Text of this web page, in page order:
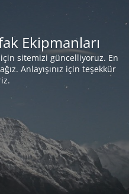
Ekipmanları
sitemizi güncelliyoruz. En
Anlayışınız için teşekkür